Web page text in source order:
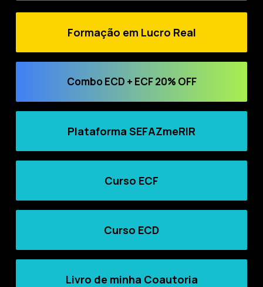
Formação em Lucro Real
Combo ECD + ECF 20% OFF
Plataforma SEFAZmeRIR
Curso ECF
Curso ECD
Livro de minha Coautoria